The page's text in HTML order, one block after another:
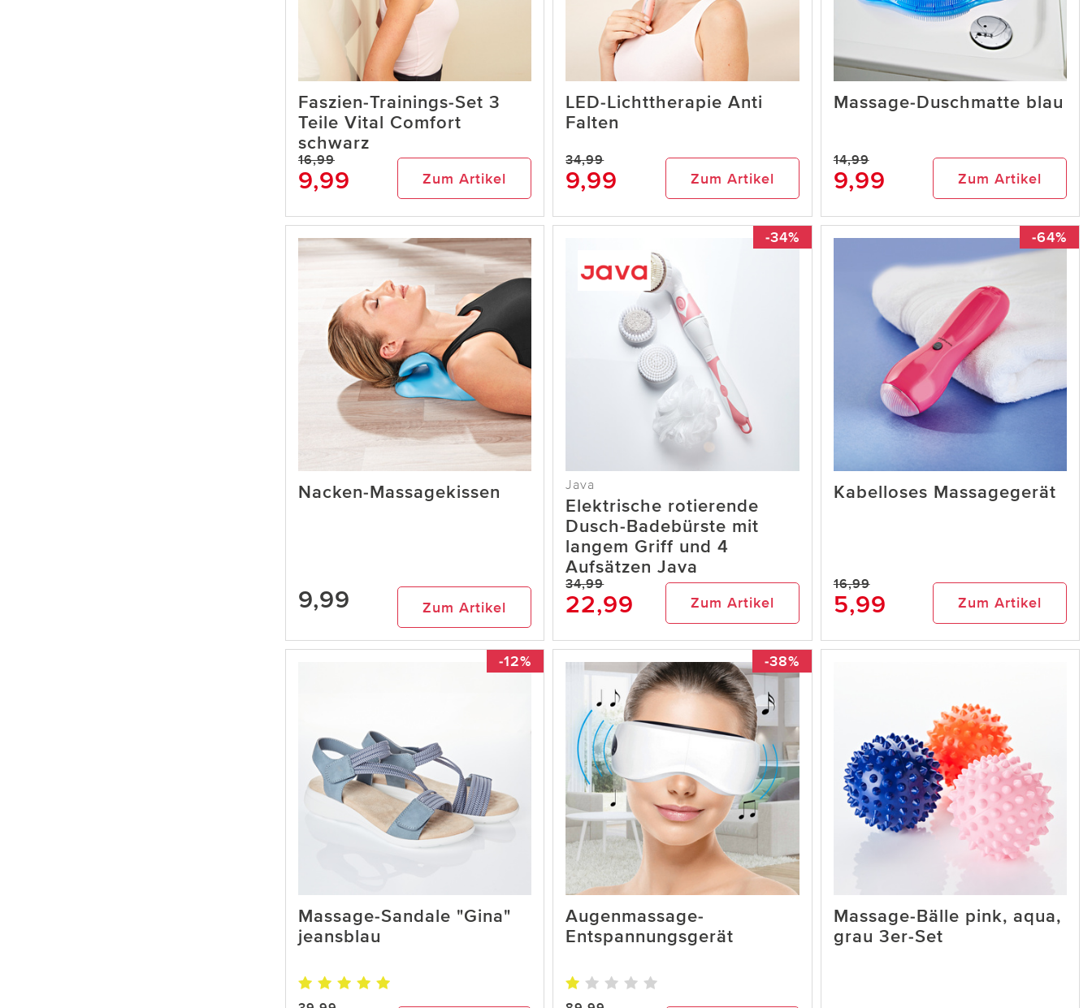
Faszien-Trainings-Set 3
Teile Vital Comfort
schwarz
16,99
9,99 Zum Artikel
LED-Lichttherapie Anti
Falten
34,99
9,99 Zum Artikel
Massage-Duschmatte blau
14,99
9,99 Zum Artikel
Nacken-Massagekissen
9,99 Zum Artikel
-34%
Java
Elektrische rotierende
Dusch-Badebürste mit
langem Griff und 4
Aufsätzen Java
34,99
22,99 Zum Artikel
-64%
Kabelloses Massagegerät
16,99
5,99 Zum Artikel
-12%
Massage-Sandale "Gina"
jeansblau
-38%
Augenmassage-
Entspannungsgerät
Massage-Bälle pink, aqua,
grau 3er-Set